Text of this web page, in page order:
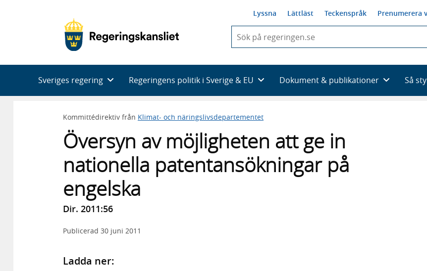
Lyssna Lättläst Teckenspråk Prenumerera
du
skriva
framträder
en
med
Sveriges regering Regeringens politik i Sverige & EU Dokument & publikationer Så
Kommittédirektiv från Klimat- och näringslivsdepartementet
Översyn av möjligheten att ge in
nationella patentansökningar på
engelska
Dir. 2011:56
Publicerad 30 juni 2011
Ladda ner: